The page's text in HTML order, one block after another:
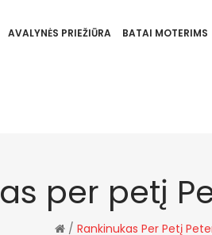
AVALYNĖS PRIEŽIŪRA BATAI MOTERIMS
per petį
/ Rankinukas Per Petį